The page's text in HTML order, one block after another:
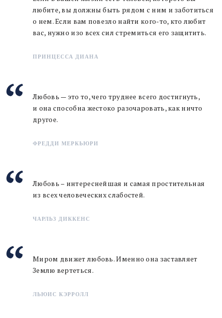
любите, вы должны быть рядом с ним и заботиться
о нем. Если вам повезло найти кого-то, кто любит
вас, нужно изо всех сил стремиться его защитить.
ПРИНЦЕССА ДИАНА
Любовь — это то, чего труднее всего достигнуть,
и она способна жестоко разочаровать, как ничто
другое.
ФРЕДДИ МЕРКЬЮРИ
Любовь – интереснейшая и самая простительная
из всех человеческих слабостей.
ЧАРЛЬЗ ДИККЕНС
Миром движет любовь. Именно она заставляет
Землю вертеться.
ЛЬЮИС КЭРРОЛЛ